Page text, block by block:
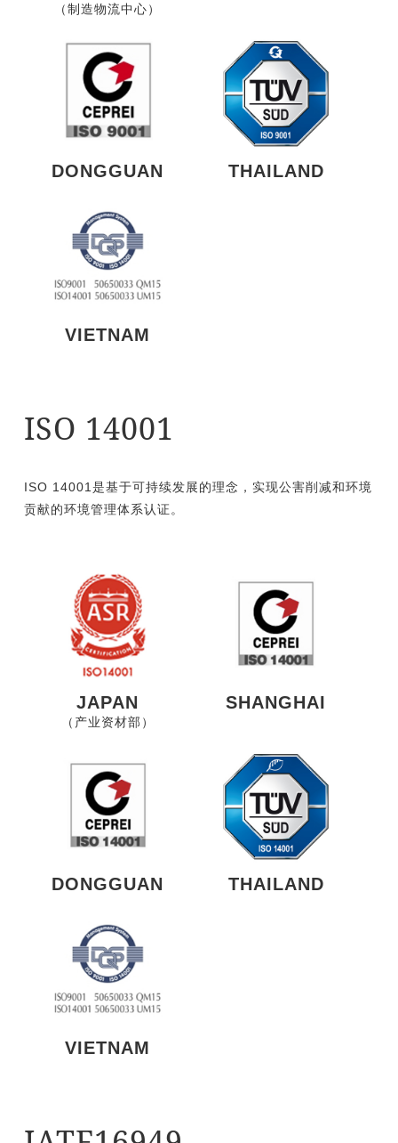
（制造物流中心）
DONGGUAN THAILAND
VIETNAM
ISO 14001
ISO 14001是基于可持续发展的理念，实现公害削减和环境
贡献的环境管理体系认证。
JAPAN
（产业资材部）
SHANGHAI
DONGGUAN THAILAND
VIETNAM